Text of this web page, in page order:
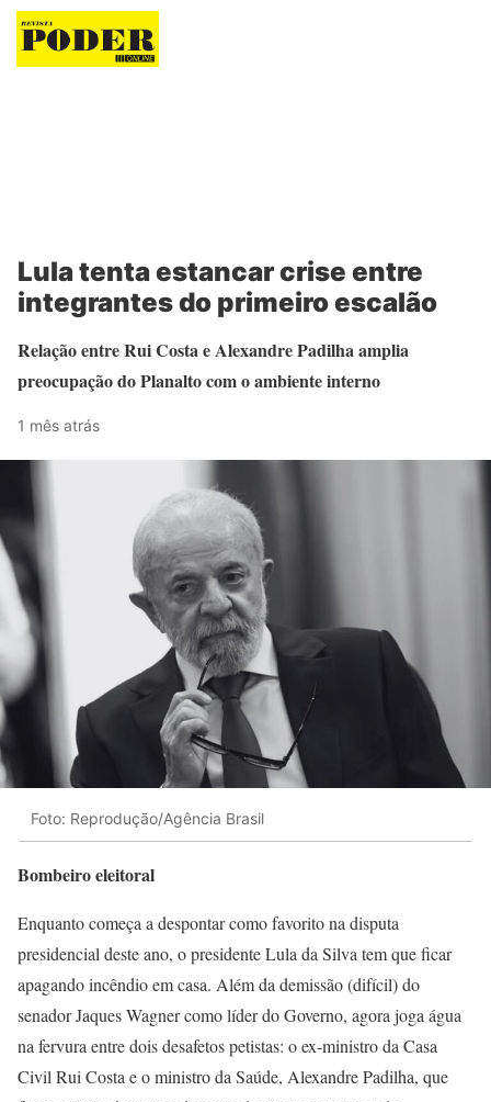
Revista Poder
Lula tenta estancar crise entre
integrantes do primeiro escalão
Relação entre Rui Costa e Alexandre Padilha amplia
preocupação do Planalto com o ambiente interno
1 mês atrás
Foto: Reprodução/Agência Brasil
Bombeiro eleitoral
Enquanto começa a despontar como favorito na disputa
presidencial deste ano, o presidente Lula da Silva tem que ficar
apagando incêndio em casa. Além da demissão (difícil) do
senador Jaques Wagner como líder do Governo, agora joga água
na fervura entre dois desafetos petistas: o ex-ministro da Casa
Civil Rui Costa e o ministro da Saúde, Alexandre Padilha, que